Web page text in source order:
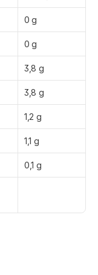
0 g
0 g
3,8 g
3,8 g
1,2 g
1,1 g
0,1 g